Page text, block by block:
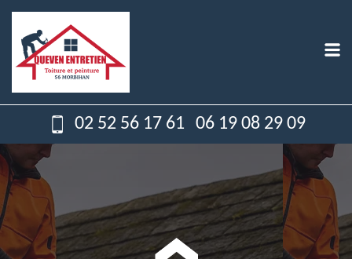
02 52 56 17 61 06 19 08 29 09